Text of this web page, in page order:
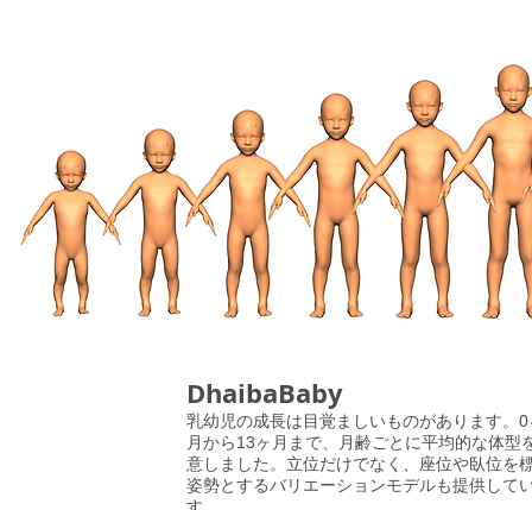
DhaibaBaby
乳幼児の成長は目覚ましいものがあります。0
月から13ヶ月まで、月齢ごとに平均的な体型
意しました。立位だけでなく、座位や臥位を
姿勢とするバリエーションモデルも提供して